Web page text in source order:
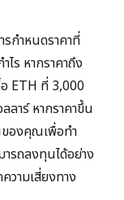
กำหนดราคาที่
ร หากราคาถึง
ETH ที่ 3,000
าร์ หากราคาขึ้น
ของคุณเพื่อทำ
รถลงทุนได้อย่าง
วามเสี่ยงทาง